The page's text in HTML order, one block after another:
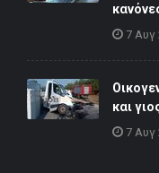
7 Αυγ
και
7 Αυγ